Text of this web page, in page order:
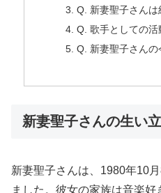
Q. 新妻聖子さんは
Q. 歌手としての活
Q. 新妻聖子さんの
新妻聖子さんの生い
新妻聖子さんは、1980年10
ました。彼女の家族は音楽